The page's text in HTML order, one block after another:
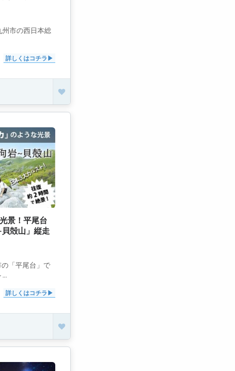
市の西日本総
詳しくはコチラ
景！平尾台
殻山」縦走
い！
「平尾台」で
詳しくはコチラ